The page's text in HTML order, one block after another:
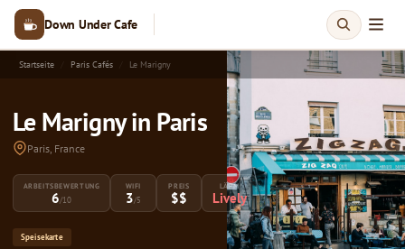
Down Under Cafe
Startseite Paris Cafés Le Marigny
Le Marigny in Paris
Paris, France
ARBEITSBEWERTUNG
6/10
WIFI
3/5
PREIS
$$
LÄRM
Lively
Speisekarte